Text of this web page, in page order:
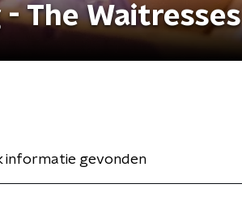
The Waitresses
informatie gevonden